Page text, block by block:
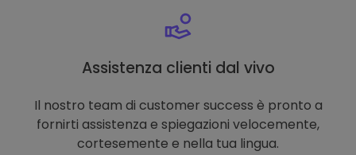
Assistenza clienti dal vivo
Il nostro team di customer success è pronto a
fornirti assistenza e spiegazioni velocemente,
cortesemente e nella tua lingua.